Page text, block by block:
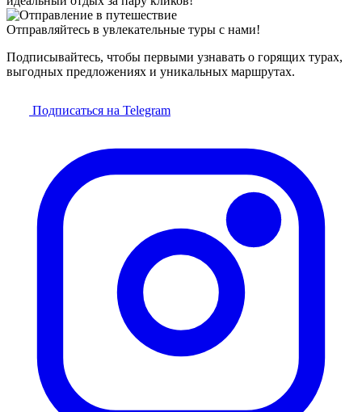
Отправляйтесь в увлекательные туры с нами!
Подписывайтесь, чтобы первыми узнавать о горящих турах,
выгодных предложениях и уникальных маршрутах.
Подписаться на Telegram